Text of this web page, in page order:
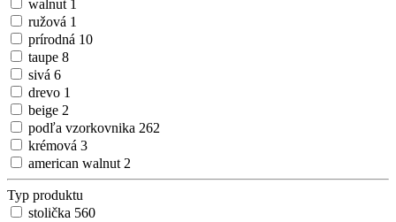
walnut 1
ružová 1
prírodná 10
taupe 8
sivá 6
drevo 1
beige 2
podľa vzorkovnika 262
krémová 3
american walnut 2
Typ produktu
stolička 560